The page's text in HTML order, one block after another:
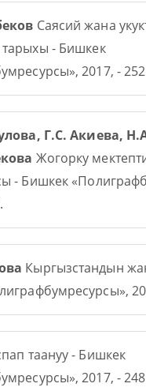
Саясий жана
- Бишкек
2017, -
Г.С. Акиева,
Жогорку
- Бишкек
Кыргызстандын
таануу - Бишкек
2017, -